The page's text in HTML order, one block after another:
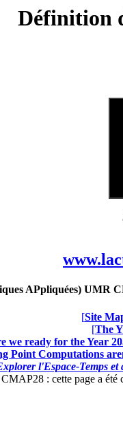
Définition
APpliquées) UMR
[Site
[The
we ready for the Year
Point Computations
l'Espace-Temps et
: cette page a été